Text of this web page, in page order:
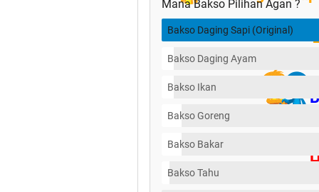
Mana Bakso Pilihan Agan ?
Bakso Daging Sapi (Original)
Bakso Daging Ayam
Bakso Ikan
Bakso Goreng
Bakso Bakar
Bakso Tahu